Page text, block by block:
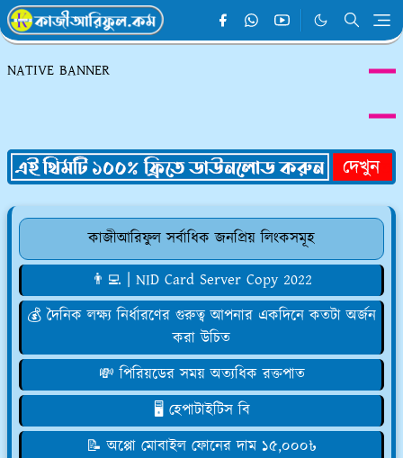
NATIVE BANNER
কাজীআরিফুল সর্বাধিক জনপ্রিয় লিংকসমূহ
👨‍💻 | NID Card Server Copy 2022
💰 দৈনিক লক্ষ্য নির্ধারণের গুরুত্ব আপনার একদিনে কতটা অর্জন
করা উচিত
💸 পিরিয়ডের সময় অত্যধিক রক্তপাত
🖥️ হেপাটাইটিস বি
📝 অপ্পো মোবাইল ফোনের দাম ১৫,০০০৳